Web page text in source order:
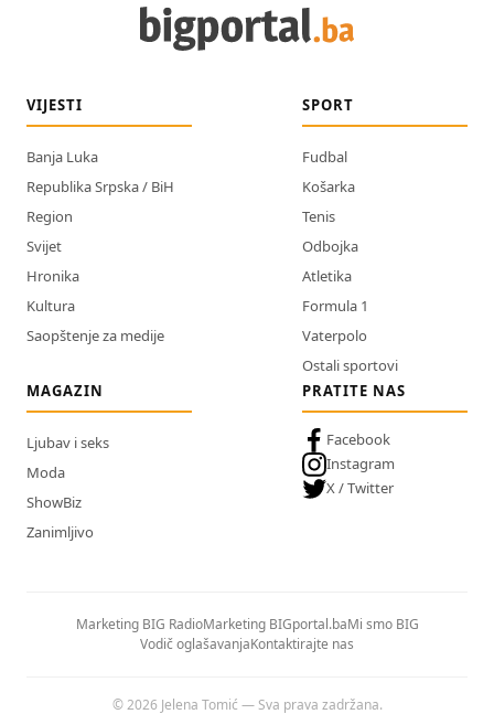
VIJESTI
Banja Luka
Republika Srpska / BiH
Region
Svijet
Hronika
Kultura
Saopštenje za medije
SPORT
Fudbal
Košarka
Tenis
Odbojka
Atletika
Formula 1
Vaterpolo
Ostali sportovi
MAGAZIN
Ljubav i seks
Moda
ShowBiz
Zanimljivo
PRATITE NAS
Facebook
Instagram
X / Twitter
Marketing BIG RadioMarketing BIGportal.baMi smo BIG
Vodič oglašavanjaKontaktirajte nas
© 2026 Jelena Tomić — Sva prava zadržana.